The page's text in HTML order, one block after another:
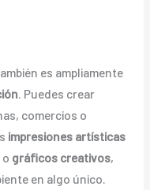
es ampliamente
. Puedes crear
comercios o
impresiones artísticas
o gráficos creativos,
en algo único.